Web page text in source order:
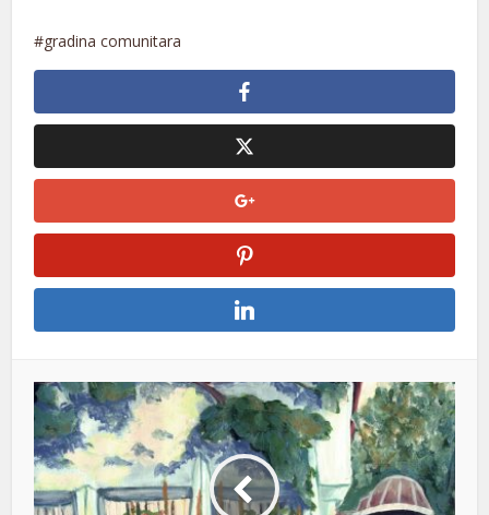
gradina comunitara